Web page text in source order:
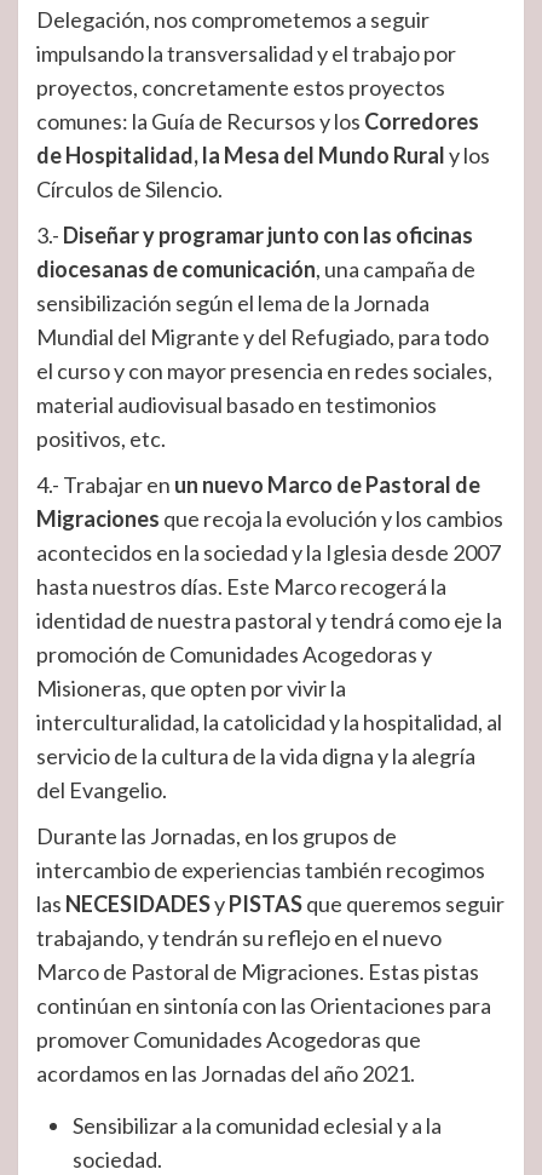
Delegación, nos comprometemos a seguir
impulsando la transversalidad y el trabajo por
proyectos, concretamente estos proyectos
comunes: la Guía de Recursos y los Corredores
de Hospitalidad, la Mesa del Mundo Ruraly los
Círculos de Silencio.
3.- Diseñar y programar junto con las oficinas
diocesanas de comunicación, una campaña de
sensibilización según el lema de la Jornada
Mundial del Migrante y del Refugiado, para todo
el curso y con mayor presencia en redes sociales,
material audiovisual basado en testimonios
positivos, etc.
4.- Trabajar en un nuevo Marco de Pastoral de
Migraciones que recoja la evolución y los cambios
acontecidos en la sociedad y la Iglesia desde 2007
hasta nuestros días. Este Marco recogerá la
identidad de nuestra pastoral y tendrá como eje la
promoción de Comunidades Acogedoras y
Misioneras, que opten por vivir la
interculturalidad, la catolicidad y la hospitalidad, al
servicio de la cultura de la vida digna y la alegría
del Evangelio.
Durante las Jornadas, en los grupos de
intercambio de experiencias también recogimos
las NECESIDADESyPISTASque queremos seguir
trabajando, y tendrán su reflejo en el nuevo
Marco de Pastoral de Migraciones. Estas pistas
continúan en sintonía con las Orientaciones para
promover Comunidades Acogedoras que
acordamos en las Jornadas del año 2021.
Sensibilizar a la comunidad eclesial y a la
sociedad.